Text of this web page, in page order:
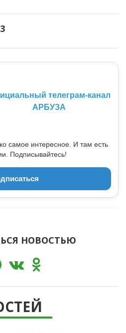
телеграм-канал
АРБУЗА
самое интересное. И там есть
Подписывайтесь!
НОВОСТЬЮ